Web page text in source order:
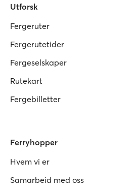
Utforsk
Fergeruter
Fergerutetider
Fergeselskaper
Rutekart
Fergebilletter
Ferryhopper
Hvem vi er
Samarbeid med oss